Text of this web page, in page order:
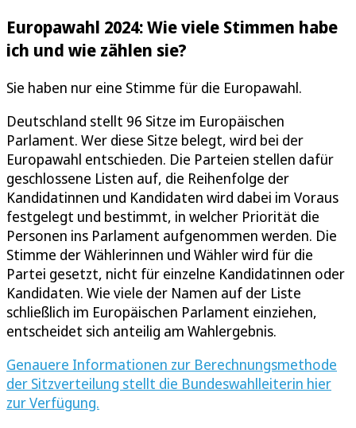
Europawahl 2024: Wie viele Stimmen habe
ich und wie zählen sie?
Sie haben nur eine Stimme für die Europawahl.
Deutschland stellt 96 Sitze im Europäischen
Parlament. Wer diese Sitze belegt, wird bei der
Europawahl entschieden. Die Parteien stellen dafür
geschlossene Listen auf, die Reihenfolge der
Kandidatinnen und Kandidaten wird dabei im Voraus
festgelegt und bestimmt, in welcher Priorität die
Personen ins Parlament aufgenommen werden. Die
Stimme der Wählerinnen und Wähler wird für die
Partei gesetzt, nicht für einzelne Kandidatinnen oder
Kandidaten. Wie viele der Namen auf der Liste
schließlich im Europäischen Parlament einziehen,
entscheidet sich anteilig am Wahlergebnis.
Genauere Informationen zur Berechnungsmethode
der Sitzverteilung stellt die Bundeswahlleiterin hier
zur Verfügung.